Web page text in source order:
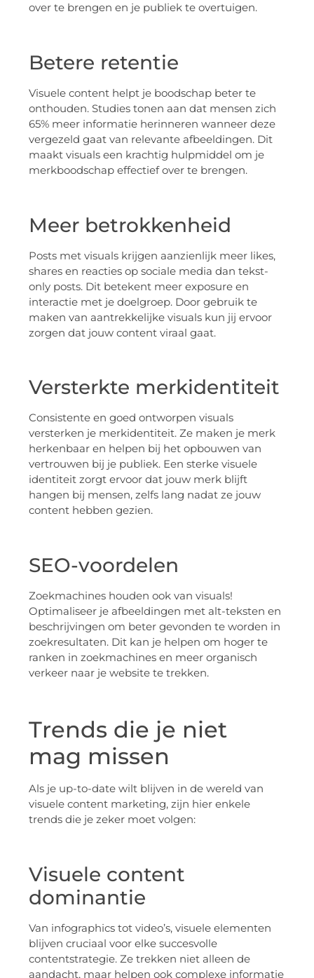
over te brengen en je publiek te overtuigen.
Betere retentie
Visuele content helpt je boodschap beter te
onthouden. Studies tonen aan dat mensen zich
65% meer informatie herinneren wanneer deze
vergezeld gaat van relevante afbeeldingen. Dit
maakt visuals een krachtig hulpmiddel om je
merkboodschap effectief over te brengen.
Meer betrokkenheid
Posts met visuals krijgen aanzienlijk meer likes,
shares en reacties op sociale media dan tekst-
only posts. Dit betekent meer exposure en
interactie met je doelgroep. Door gebruik te
maken van aantrekkelijke visuals kun jij ervoor
zorgen dat jouw content viraal gaat.
Versterkte merkidentiteit
Consistente en goed ontworpen visuals
versterken je merkidentiteit. Ze maken je merk
herkenbaar en helpen bij het opbouwen van
vertrouwen bij je publiek. Een sterke visuele
identiteit zorgt ervoor dat jouw merk blijft
hangen bij mensen, zelfs lang nadat ze jouw
content hebben gezien.
SEO-voordelen
Zoekmachines houden ook van visuals!
Optimaliseer je afbeeldingen met alt-teksten en
beschrijvingen om beter gevonden te worden in
zoekresultaten. Dit kan je helpen om hoger te
ranken in zoekmachines en meer organisch
verkeer naar je website te trekken.
Trends die je niet
mag missen
Als je up-to-date wilt blijven in de wereld van
visuele content marketing, zijn hier enkele
trends die je zeker moet volgen:
Visuele content
dominantie
Van infographics tot video’s, visuele elementen
blijven cruciaal voor elke succesvolle
contentstrategie. Ze trekken niet alleen de
aandacht, maar helpen ook complexe informatie